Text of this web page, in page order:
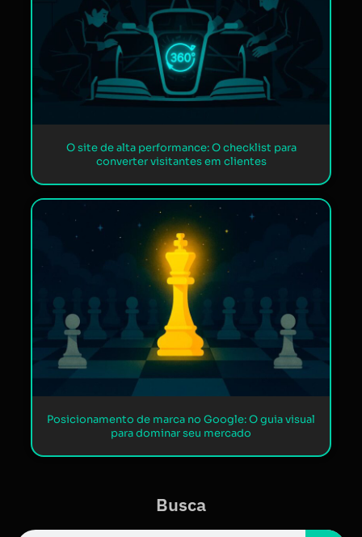
O site de alta performance: O checklist para
converter visitantes em clientes
Posicionamento de marca no Google: O guia visual
para dominar seu mercado
Busca